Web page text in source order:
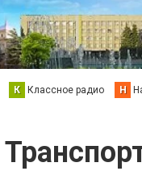
К Классное радио Н